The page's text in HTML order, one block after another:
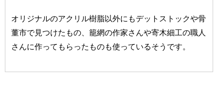
オリジナルのアクリル樹脂以外にもデットストックや骨
董市で見つけたもの、籠網の作家さんや寄木細工の職人
さんに作ってもらったものも使っているそうです。